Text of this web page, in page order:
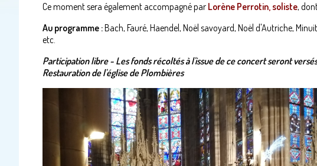
Ce moment sera également accompagné par Lorène Perrotin, soliste,
Au programme :Bach, Fauré, Haendel, Noël savoyard, Noël d'Autriche,
etc.
Participation libre - Les fonds récoltés à l'issue de ce concert seront
Restauration de l'église de Plombières